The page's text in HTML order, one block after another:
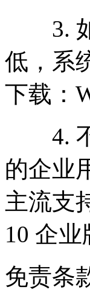
3. 如
低，系
下载：
4. 不
的企业
主流支
10 企业
免责条